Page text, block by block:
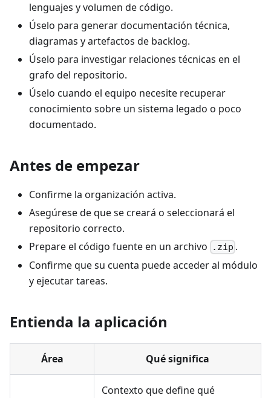
lenguajes y volumen de código.
Úselo para generar documentación técnica,
diagramas y artefactos de backlog.
Úselo para investigar relaciones técnicas en el
grafo del repositorio.
Úselo cuando el equipo necesite recuperar
conocimiento sobre un sistema legado o poco
documentado.
Antes de empezar
Confirme la organización activa.
Asegúrese de que se creará o seleccionará el
repositorio correcto.
Prepare el código fuente en un archivo
.zip .
Confirme que su cuenta puede acceder al módulo
y ejecutar tareas.
Entienda la aplicación
Área Qué significa
Contexto que define qué